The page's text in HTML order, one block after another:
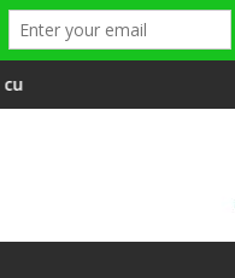
a învățat româna la 2
Compania de Apă